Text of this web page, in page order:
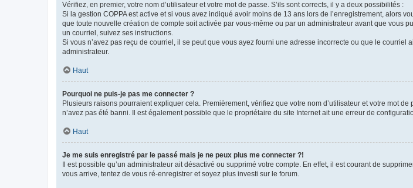
Vérifiez, en premier, votre nom d’utilisateur et votre mot de passe. S’ils sont corrects, il y a deux possibilités :
Si la gestion COPPA est active et si vous avez indiqué avoir moins de 13 ans lors de l’enregistrement, alors
que toute nouvelle création de compte soit activée par vous-même ou par un administrateur avant que vous
un courriel, suivez ses instructions.
Si vous n’avez pas reçu de courriel, il se peut que vous ayez fourni une adresse incorrecte ou que le
administrateur.
Haut
Pourquoi ne puis-je pas me connecter ?
Plusieurs raisons pourraient expliquer cela. Premièrement, vérifiez que votre nom d’utilisateur et votre mot
n’avez pas été banni. Il est également possible que le propriétaire du site Internet ait une erreur de
Haut
Je me suis enregistré par le passé mais je ne peux plus me connecter ?!
Il est possible qu’un administrateur ait désactivé ou supprimé votre compte. En effet, il est courant de
vous arrive, tentez de vous ré-enregistrer et soyez plus investi sur le forum.